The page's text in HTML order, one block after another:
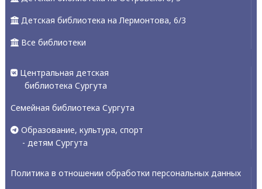
Детская библиотека на Лермонтова, 6/3
Все библиотеки
Центральная детская
библиотека Сургута
Семейная библиотека Сургута
Образование, культура, спорт
- детям Сургута
Политика в отношении обработки персональных данных